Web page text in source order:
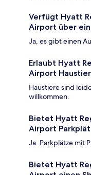
Verfügt Hyatt
Airport über
Ja, es gibt einen
Erlaubt Hyatt
Airport
Haustiere sind
willkommen.
Bietet Hyatt
Airport
Ja. Parkplätze mit
Bietet Hyatt